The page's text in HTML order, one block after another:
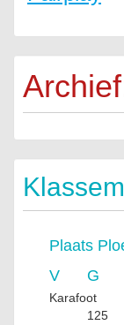
Plaats
V
G
Karafoot
125